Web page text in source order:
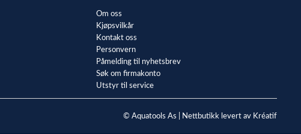
Om oss
Kjøpsvilkår
Kontakt oss
Personvern
Påmelding til nyhetsbrev
Søk om firmakonto
Utstyr til service
© Aquatools As | Nettbutikk levert av Kréatif